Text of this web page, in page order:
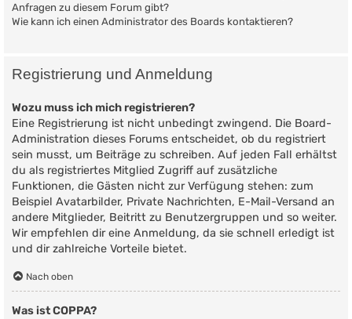
Anfragen zu diesem Forum gibt?
Wie kann ich einen Administrator des Boards kontaktieren?
Registrierung und Anmeldung
Wozu muss ich mich registrieren?
Eine Registrierung ist nicht unbedingt zwingend. Die Board-
Administration dieses Forums entscheidet, ob du registriert
sein musst, um Beiträge zu schreiben. Auf jeden Fall erhältst
du als registriertes Mitglied Zugriff auf zusätzliche
Funktionen, die Gästen nicht zur Verfügung stehen: zum
Beispiel Avatarbilder, Private Nachrichten, E-Mail-Versand an
andere Mitglieder, Beitritt zu Benutzergruppen und so weiter.
Wir empfehlen dir eine Anmeldung, da sie schnell erledigt ist
und dir zahlreiche Vorteile bietet.
Nach oben
Was ist COPPA?